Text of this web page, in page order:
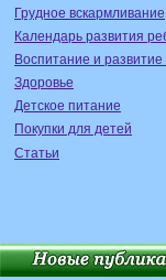
Грудное вскармливание
Календарь развития
Воспитание и развитие
Здоровье
Детское питание
Покупки для детей
Статьи